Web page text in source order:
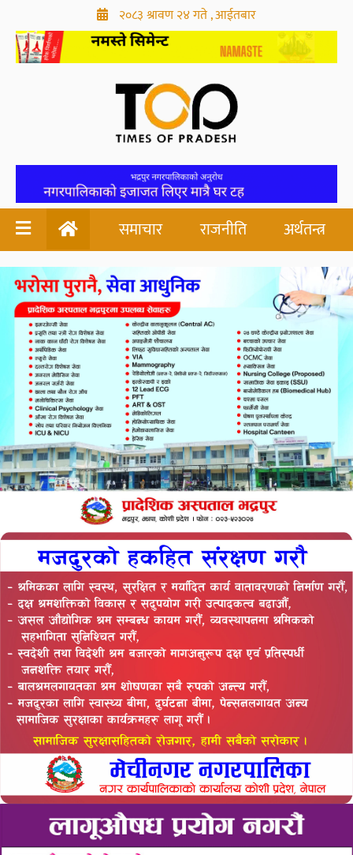
२०८३ श्रावण २४ गते , आईतबार
समाचार राजनीति अर्थतन्त्र